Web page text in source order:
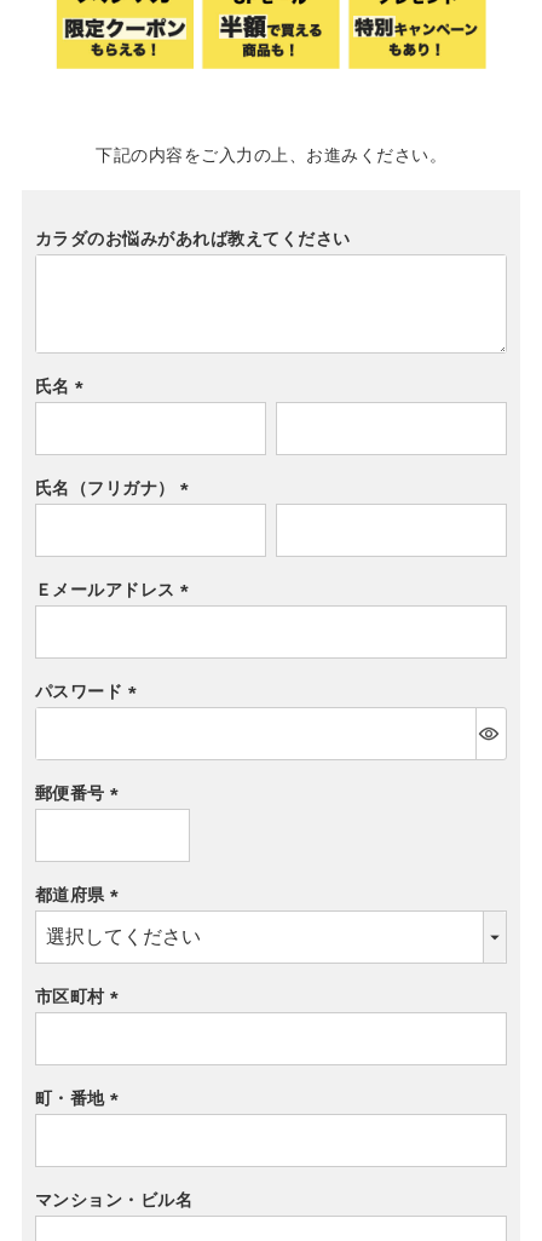
下記の内容をご入力の上、お進みください。
カラダのお悩みがあれば教えてください
氏名
須)
氏名（フリガナ）
須)
Ｅメールアドレス
須)
パスワード
須)
郵便番号
須)
都道府県
(必
須)
市区町村
須)
町・番地
須)
マンション・ビル名